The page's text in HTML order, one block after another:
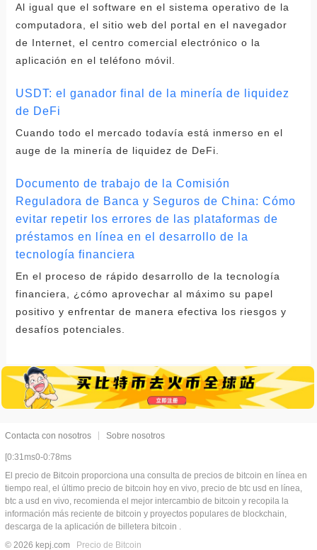
Al igual que el software en el sistema operativo de la
computadora, el sitio web del portal en el navegador
de Internet, el centro comercial electrónico o la
aplicación en el teléfono móvil.
USDT: el ganador final de la minería de liquidez
de DeFi
Cuando todo el mercado todavía está inmerso en el
auge de la minería de liquidez de DeFi.
Documento de trabajo de la Comisión
Reguladora de Banca y Seguros de China: Cómo
evitar repetir los errores de las plataformas de
préstamos en línea en el desarrollo de la
tecnología financiera
En el proceso de rápido desarrollo de la tecnología
financiera, ¿cómo aprovechar al máximo su papel
positivo y enfrentar de manera efectiva los riesgos y
desafíos potenciales.
Contacta con nosotros Sobre nosotros
[0:31ms0-0:78ms
El precio de Bitcoin proporciona una consulta de precios de bitcoin en línea en
tiempo real, el último precio de bitcoin hoy en vivo, precio de btc usd en línea,
btc a usd en vivo, recomienda el mejor intercambio de bitcoin y recopila la
información más reciente de bitcoin y proyectos populares de blockchain,
descarga de la aplicación de billetera bitcoin .
© 2026 kepj.com
Precio de Bitcoin